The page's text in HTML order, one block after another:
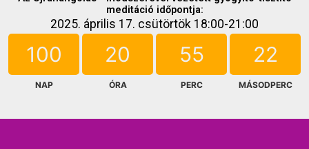
meditáció időpontja:
2025. április 17. csütörtök 18:00-21:00
100
NAP
20
ÓRA
55
PERC
22
MÁSODPERC